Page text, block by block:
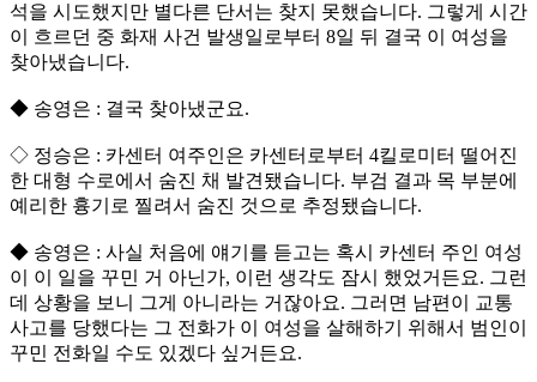
석을 시도했지만 별다른 단서는 찾지 못했습니다. 그렇게 시간
이 흐르던 중 화재 사건 발생일로부터 8일 뒤 결국 이 여성을
찾아냈습니다.
◆ 송영은 : 결국 찾아냈군요.
◇ 정승은 : 카센터 여주인은 카센터로부터 4킬로미터 떨어진
한 대형 수로에서 숨진 채 발견됐습니다. 부검 결과 목 부분에
예리한 흉기로 찔려서 숨진 것으로 추정됐습니다.
◆ 송영은 : 사실 처음에 얘기를 듣고는 혹시 카센터 주인 여성
이 이 일을 꾸민 거 아닌가, 이런 생각도 잠시 했었거든요. 그런
데 상황을 보니 그게 아니라는 거잖아요. 그러면 남편이 교통
사고를 당했다는 그 전화가 이 여성을 살해하기 위해서 범인이
꾸민 전화일 수도 있겠다 싶거든요.